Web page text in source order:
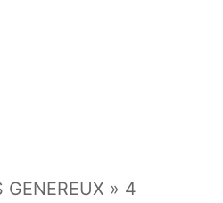
GENEREUX » 4